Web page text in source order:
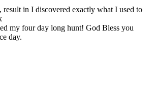
in I discovered exactly what I used to
my four day long hunt! God Bless you
day.